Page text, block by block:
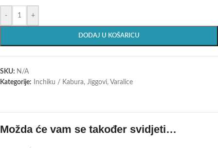
- +
DODAJ U KOŠARICU
SKU: N/A
Kategorije:
Inchiku / Kabura, Jiggovi, Varalice
Možda će vam se također svidjeti…